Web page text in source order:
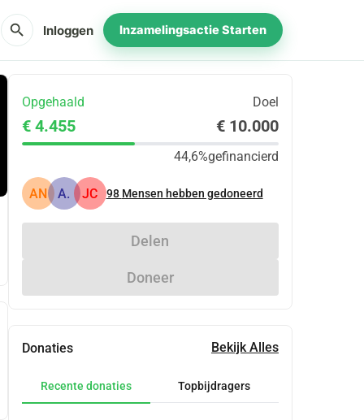
search Inloggen Inzamelingsactie Starten
Opgehaald Doel
€ 4.455 € 10.000
44,6%gefinancierd
AN A. JC 98 Mensen hebben gedoneerd
Delen
Doneer
Donaties Bekijk Alles
Recente donaties Topbijdragers